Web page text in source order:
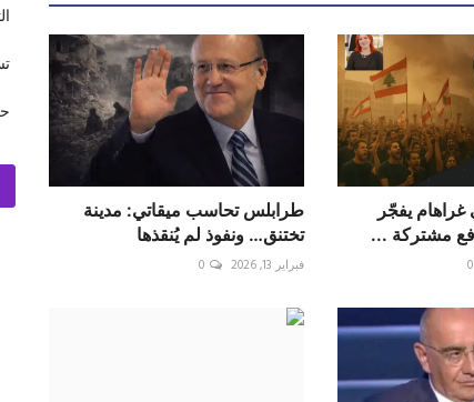
غراهام يفجّر
مشتركة ...
0
طرابلس تحاسب ميقاتي: مدينة
تختنق… ونفوذ لم يُنقذها
فبراير 13, 2026 0